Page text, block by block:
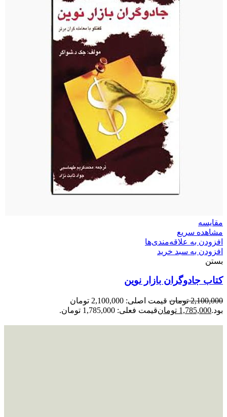
مقایسه
مشاهده سریع
افزودن به علاقه‌مندی‌ها
افزودن به سبد خرید
بستن
کتاب جادوگران بازار نوین
2,100,000 تومان
قیمت اصلی: 2,100,000 تومان
بود.1,785,000 تومانقیمت فعلی: 1,785,000 تومان.